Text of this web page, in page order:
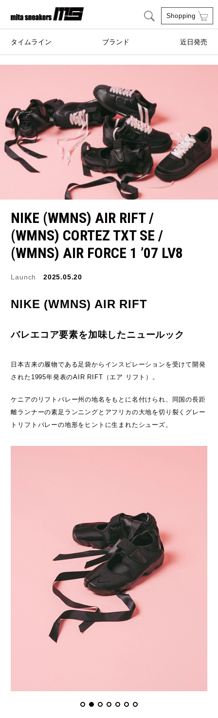
Shopping
タイムライン ブランド
ASICS SportStyle
COLE HAAN CONVERSE
crocs DESCENTE
FEATURE FILA
GOODS HI-TEC
HOKA ONE ONE HYBEX
JORDAN BRAND kaepa
Kappa KEEN
NIKE norda
OTHERS Panther
SPINGLE Teva
THE NORTH FACE Timberland
UGG UNITED ARROWS
VANS
近日発売
NIKE (WMNS) AIR RIFT /
(WMNS) CORTEZ TXT SE /
(WMNS) AIR FORCE 1 ’07 LV8
Launch 2025.05.20
NIKE (WMNS) AIR RIFT
バレエコア要素を加味したニュールック
日本古来の履物である足袋からインスピレーションを受けて開発
された1995年発表のAIR RIFT（エア リフト）。
ケニアのリフトバレー州の地名をもとに名付けられ、同国の長距
離ランナーの素足ランニングとアフリカの大地を切り裂くグレー
トリフトバレーの地形をヒントに生まれたシューズ。